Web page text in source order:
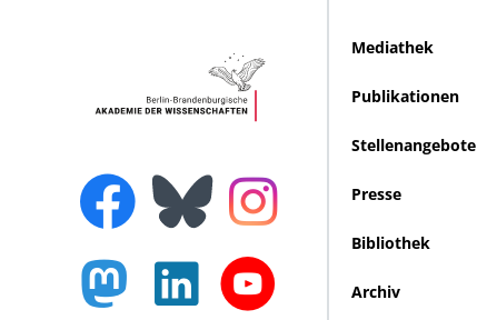
Mediathek
Publikationen
Stellenangebote
Presse
Bibliothek
Archiv